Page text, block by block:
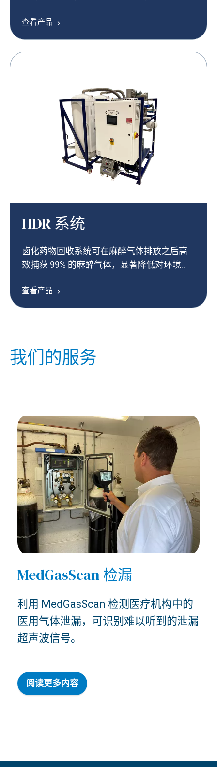
查看产品
HDR 系统
卤化药物回收系统可在麻醉气体排放之后高
效捕获 99% 的麻醉气体，显著降低对环境的
查看产品
我们的服务
MedGasScan 检漏
利用 MedGasScan 检测医疗机构中的
医用气体泄漏，可识别难以听到的泄漏
超声波信号。
阅读更多内容